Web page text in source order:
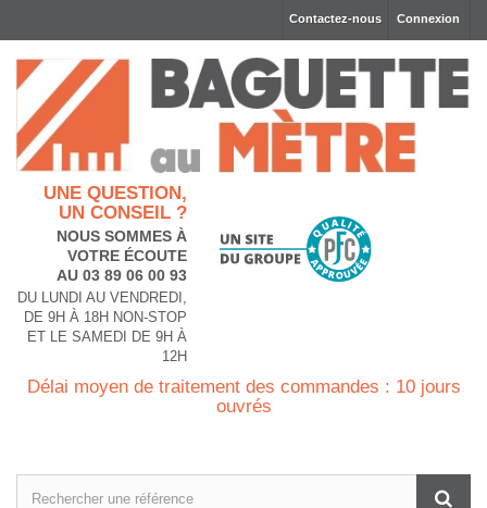
Connexion
Contactez-nous
UNE QUESTION,
UN CONSEIL ?
NOUS SOMMES À
VOTRE ÉCOUTE
AU 03 89 06 00 93
DU LUNDI AU VENDREDI,
DE 9H À 18H NON-STOP
ET LE SAMEDI DE 9H À
12H
Délai moyen de traitement des commandes : 10 jours
ouvrés